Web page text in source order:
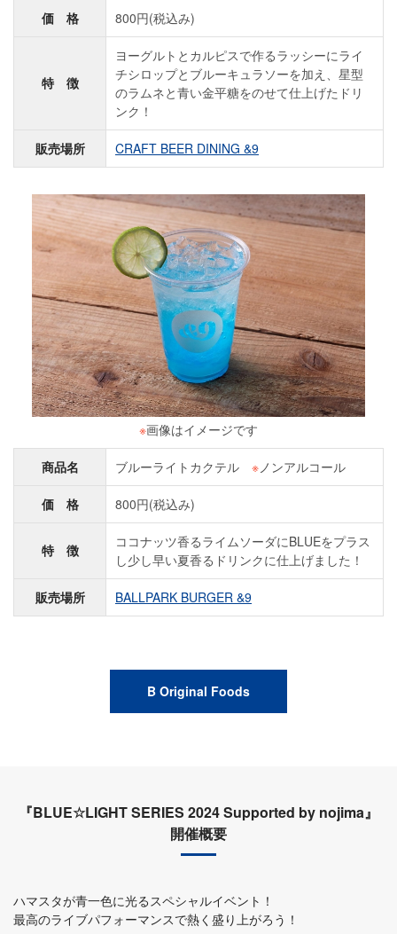
価 格 800円(税込み)
特 徴
ヨーグルトとカルピスで作るラッシーにライ
チシロップとブルーキュラソーを加え、星型
のラムネと青い金平糖をのせて仕上げたドリ
ンク！
販売場所 CRAFT BEER DINING &9
※画像はイメージです
商品名 ブルーライトカクテル ※ノンアルコール
価 格 800円(税込み)
特 徴
ココナッツ香るライムソーダにBLUEをプラス
し少し早い夏香るドリンクに仕上げました！
販売場所 BALLPARK BURGER &9
B Original Foods
『BLUE☆LIGHT SERIES 2024 Supported by nojima』
開催概要
ハマスタが青一色に光るスペシャルイベント！
最高のライブパフォーマンスで熱く盛り上がろう！